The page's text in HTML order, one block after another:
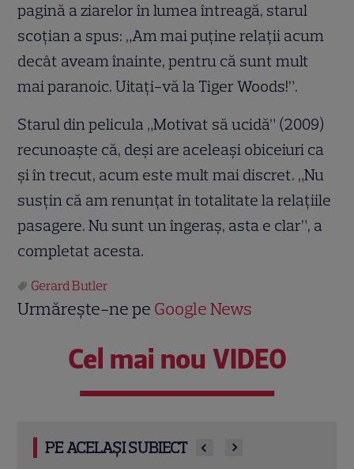
pagină a ziarelor în lumea întreagă, starul
scoţian a spus: „Am mai puţine relaţii acum
decât aveam înainte, pentru că sunt mult
mai paranoic. Uitaţi-vă la Tiger Woods!”.
Starul din pelicula „Motivat să ucidă” (2009)
recunoaşte că, deşi are aceleaşi obiceiuri ca
şi în trecut, acum este mult mai discret. „Nu
susţin că am renunţat în totalitate la relaţiile
pasagere. Nu sunt un îngeraş, asta e clar”, a
completat acesta.
Gerard Butler
Urmărește-ne pe Google News
Cel mai nou VIDEO
PE ACELAȘI SUBIECT